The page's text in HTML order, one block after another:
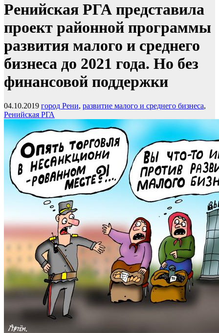
Ренийская РГА представила
проект районной программы
развития малого и среднего
бизнеса до 2021 года. Но без
финансовой поддержки
04.10.2019 город Рени, развитие малого и среднего бизнеса,
Ренийская РГА